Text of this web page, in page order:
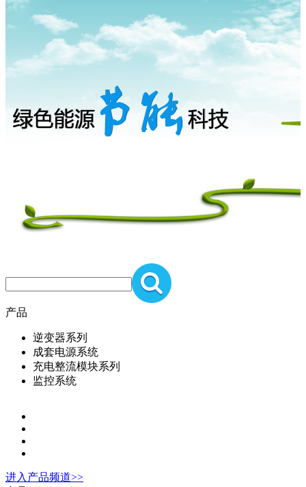
产品
逆变器系列
成套电源系统
充电整流模块系列
监控系统
进入 产品频道>>